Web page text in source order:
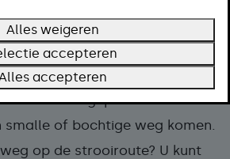
zoveel mogelijk voor het glad
Blijf dus steeds voorzichtig
aan.
door geparkeerde auto's
smalle of bochtige weg komen.
op de strooiroute? U kunt
Alles weigeren
accepteren
accepteren